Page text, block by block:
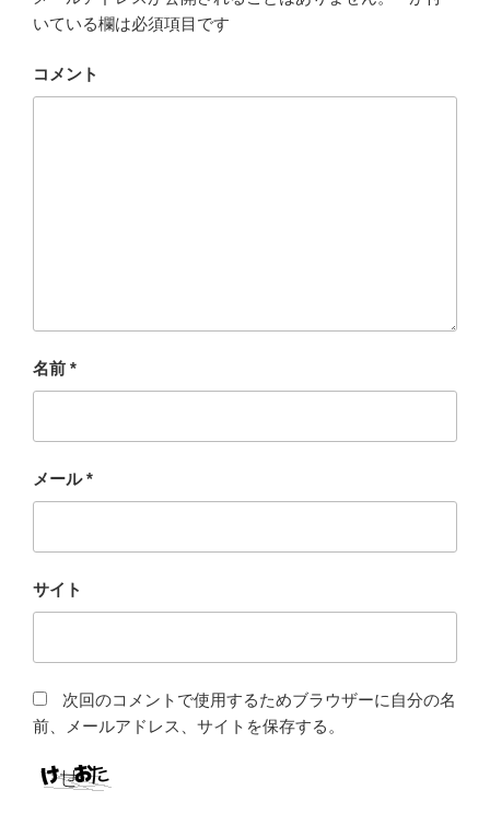
いている欄は必須項目です
コメント
名前 *
メール*
サイト
次回のコメントで使用するためブラウザーに自分の名
前、メールアドレス、サイトを保存する。